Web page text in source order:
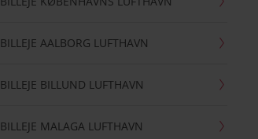
BILLEJE AALBORG LUFTHAVN
BILLEJE BILLUND LUFTHAVN
BILLEJE MALAGA LUFTHAVN